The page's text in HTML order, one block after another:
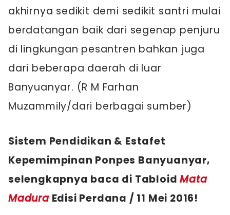
akhirnya sedikit demi sedikit santri mulai
berdatangan baik dari segenap penjuru
di lingkungan pesantren bahkan juga
dari beberapa daerah di luar
Banyuanyar. (R M Farhan
Muzammily/dari berbagai sumber)
Sistem Pendidikan & Estafet
Kepemimpinan Ponpes Banyuanyar,
selengkapnya baca di TabloidMata
MaduraEdisi Perdana / 11 Mei 2016!